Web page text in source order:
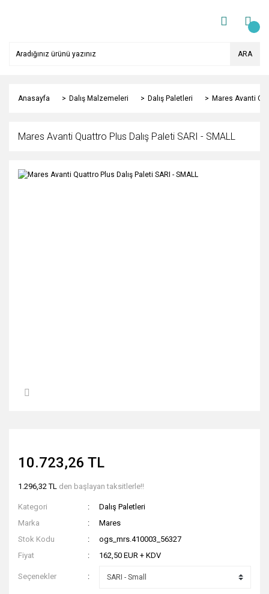
ARA
Anasayfa Dalış Malzemeleri Dalış Paletleri Mares Avanti
Mares Avanti Quattro Plus Dalış Paleti SARI - SMALL
10.723,26 TL
1.296,32 TL den başlayan taksitlerle!!
Kategori
Dalış Paletleri
Marka
Mares
Stok Kodu
ogs_mrs.410003_56327
Fiyat
162,50 EUR + KDV
Seçenekler